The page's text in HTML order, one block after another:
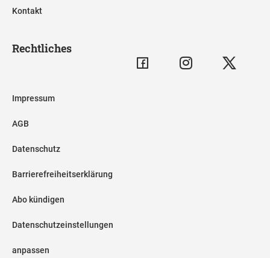
Kontakt
Rechtliches
Impressum
AGB
Datenschutz
Barrierefreiheitserklärung
Abo kündigen
Datenschutzeinstellungen
anpassen